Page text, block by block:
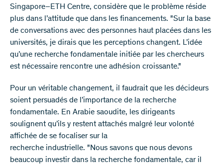
Singapore–ETH Centre, considère que le problème réside
plus dans l’attitude que dans les financements. "Sur la base
de conversations avec des personnes haut placées dans les
universités, je dirais que les perceptions changent. L’idée
qu’une recherche fondamentale initiée par les chercheurs
est nécessaire rencontre une adhésion croissante."
Pour un véritable changement, il faudrait que les décideurs
soient persuadés de l’importance de la recherche
fondamentale. En Arabie saoudite, les dirigeants
soulignent qu’ils y restent attachés malgré leur volonté
affichée de se focaliser sur la
recherche industrielle. "Nous savons que nous devons
beaucoup investir dans la recherche fondamentale, car il